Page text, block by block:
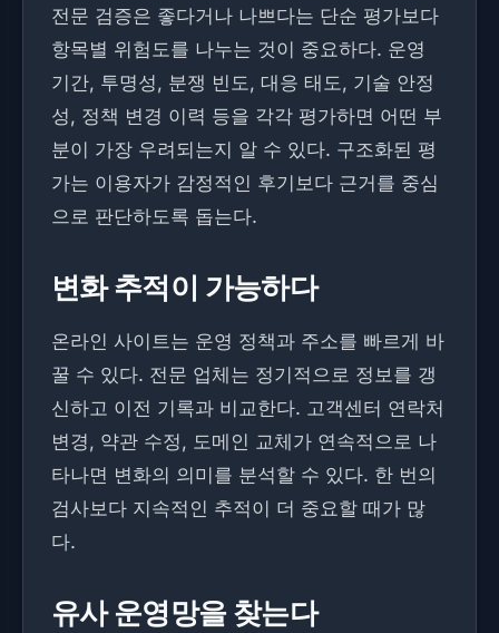
전문 검증은 좋다거나 나쁘다는 단순 평가보다
항목별 위험도를 나누는 것이 중요하다. 운영
기간, 투명성, 분쟁 빈도, 대응 태도, 기술 안정
성, 정책 변경 이력 등을 각각 평가하면 어떤 부
분이 가장 우려되는지 알 수 있다. 구조화된 평
가는 이용자가 감정적인 후기보다 근거를 중심
으로 판단하도록 돕는다.
변화 추적이 가능하다
온라인 사이트는 운영 정책과 주소를 빠르게 바
꿀 수 있다. 전문 업체는 정기적으로 정보를 갱
신하고 이전 기록과 비교한다. 고객센터 연락처
변경, 약관 수정, 도메인 교체가 연속적으로 나
타나면 변화의 의미를 분석할 수 있다. 한 번의
검사보다 지속적인 추적이 더 중요할 때가 많
다.
유사 운영망을 찾는다